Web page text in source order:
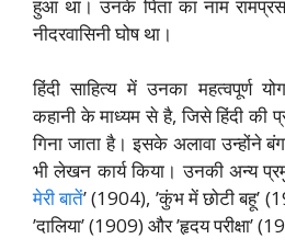
हुआ था। उनके पिता का नाम
नीदरवासिनी घोष था।
हिंदी साहित्य में उनका महत्वपूर्ण
कहानी के माध्यम से है, जिसे हिंदी की
गिना जाता है। इसके अलावा उन्होंने
भी लेखन कार्य किया। उनकी अन्य
मेरी बातें’ (1904), ’कुंभ में छोटी बहू’
’दालिया’ (1909) और ’हृदय परीक्षा’